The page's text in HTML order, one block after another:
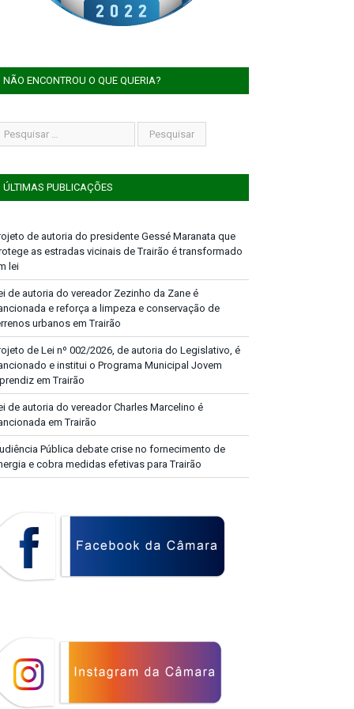
NÃO ENCONTROU O QUE QUERIA?
ÚLTIMAS PUBLICAÇÕES
de autoria do presidente Gessé Maranata que
as estradas vicinais de Trairão é transformado
lei
de autoria do vereador Zezinho da Zane é
e reforça a limpeza e conservação de
urbanos em Trairão
de Lei nº 002/2026, de autoria do Legislativo, é
e institui o Programa Municipal Jovem
em Trairão
de autoria do vereador Charles Marcelino é
em Trairão
Pública debate crise no fornecimento de
e cobra medidas efetivas para Trairão